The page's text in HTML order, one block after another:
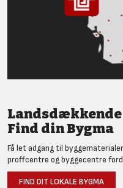
Landsdækkende
Find din Bygma
Få let adgang til
proffcentre og byggecentre
FIND DIT LOKALE BYGMA